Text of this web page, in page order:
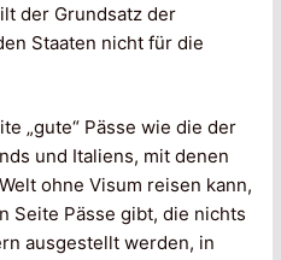
der Grundsatz der
Staaten nicht für die
„gute“ Pässe wie die der
und Italiens, mit denen
ohne Visum reisen kann,
Seite Pässe gibt, die nichts
ausgestellt werden, in